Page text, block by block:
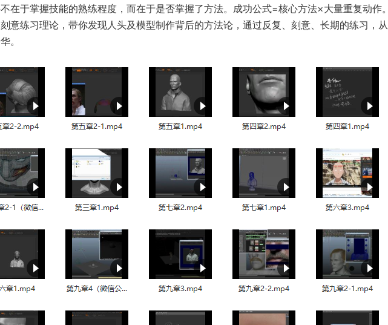
在于掌握技能的熟练程度，而在于是否掌握了方法。成功公式=核心方法×大量重复动作。
意练习理论，带你发现人头及模型制作背后的方法论，通过反复、刻意、长期的练习，从
。